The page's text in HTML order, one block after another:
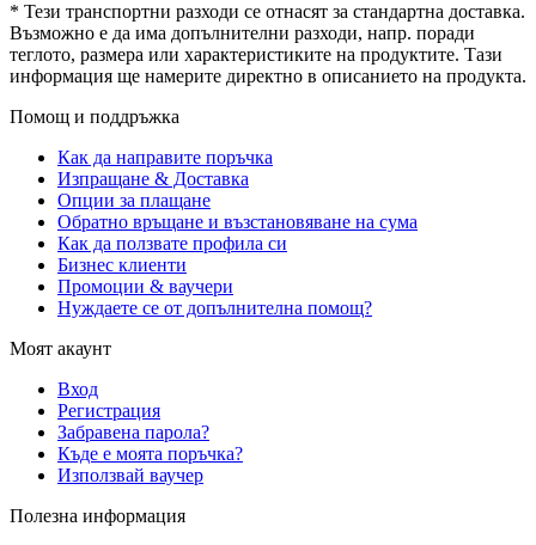
* Тези транспортни разходи се отнасят за стандартна доставка.
Възможно е да има допълнителни разходи, напр. поради
теглото, размера или характеристиките на продуктите. Тази
информация ще намерите директно в описанието на продукта.
Помощ и поддръжка
Как да направите поръчка
Изпращане & Доставка
Опции за плащане
Обратно връщане и възстановяване на сума
Как да ползвате профила си
Бизнес клиенти
Промоции & ваучери
Нуждаете се от допълнителна помощ?
Моят акаунт
Вход
Регистрация
Забравена парола?
Къде е моята поръчка?
Използвай ваучер
Полезна информация